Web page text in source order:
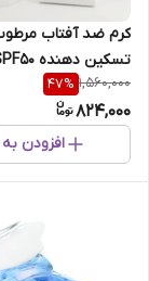
کرم ضد آفتاب
50میل
1,560,000
47%
824,000
افزودن